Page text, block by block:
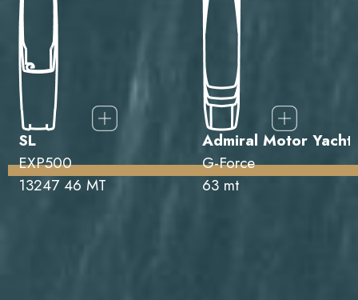
SL
EXP500
13247 46 MT
Admiral Motor Yacht
G-Force
63 mt